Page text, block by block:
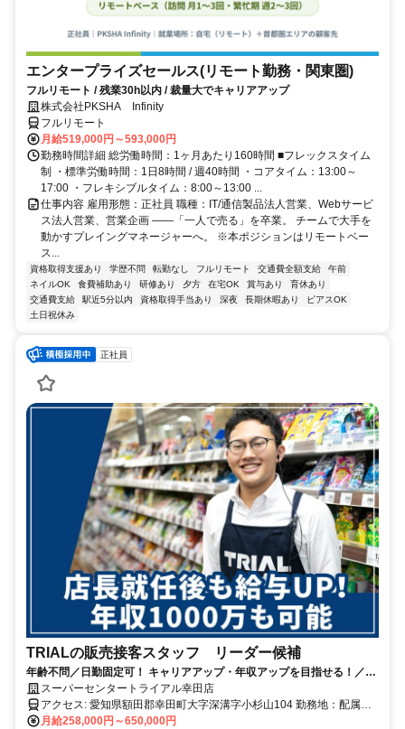
エンタープライズセールス(リモート勤務・関東圏)
フルリモート / 残業30h以内 / 裁量大でキャリアアップ
株式会社PKSHA Infinity
フルリモート
月給519,000円～593,000円
勤務時間詳細 総労働時間：1ヶ月あたり160時間 ■フレックスタイム
制 ・標準労働時間：1日8時間 / 週40時間 ・コアタイム：13:00～
17:00 ・フレキシブルタイム：8:00～13:00 ...
仕事内容 雇用形態：正社員 職種：IT/通信製品法人営業、Webサービ
ス法人営業、営業企画 ――「一人で売る」を卒業。 チームで大手を
動かすプレイングマネージャーへ。 ※本ポジションはリモートベー
ス...
資格取得支援あり 学歴不問 転勤なし フルリモート 交通費全額支給
午前
ネイルOK
食費補助あり 研修あり 夕方 在宅OK 賞与あり
育休あり
交通費支給
駅近5分以内 資格取得手当あり 深夜 長期休暇あり
ピアスOK
土日祝休み
正社員
TRIALの販売接客スタッフ リーダー候補
年齢不問／日勤固定可！ キャリアアップ・年収アップを目指せる！／小
売業等の経験が活かせる／週休二日制／昇給・賞与あり／福利厚生充実
スーパーセンタートライアル幸田店
アクセス: 愛知県額田郡幸田町大字深溝字小杉山104 勤務地：配属は
所在地の都道府県 ※初任地は最寄りの店舗又は希望エリアを優先し
月給258,000円～650,000円